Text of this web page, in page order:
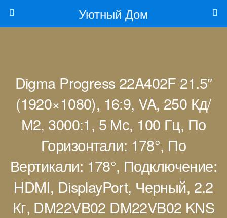
Уютный Дом
Digma Progress 22A402F 21.5″
(1920×1080), 16:9, VA, 250 Кд/
М2, 3000:1, 5 Мс, 100 Гц, По
Горизонтали: 178°, По
Вертикали: 178°, Подключение:
HDMI, DisplayPort, Черный, 2.2
Кг, DM22VB02 DM22VB02 KNS